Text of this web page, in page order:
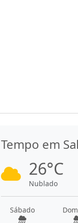
Tempo em
26°C
Nublado
Sábado